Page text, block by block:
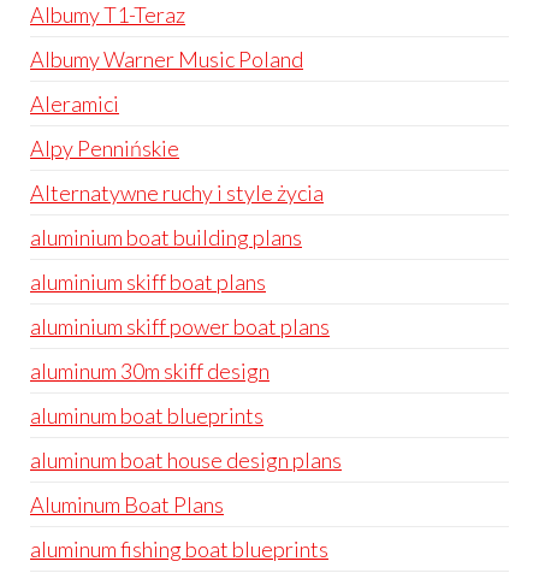
Albumy T1-Teraz
Albumy Warner Music Poland
Aleramici
Alpy Pennińskie
Alternatywne ruchy i style życia
aluminium boat building plans
aluminium skiff boat plans
aluminium skiff power boat plans
aluminum 30m skiff design
aluminum boat blueprints
aluminum boat house design plans
Aluminum Boat Plans
aluminum fishing boat blueprints